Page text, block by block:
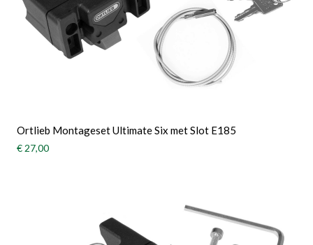
Ortlieb Montageset Ultimate Six met Slot E185
€ 27,00